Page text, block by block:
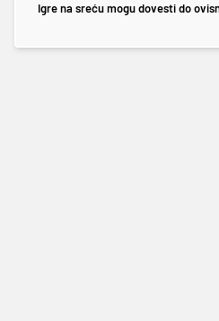
Igre na sreću mogu dovesti do